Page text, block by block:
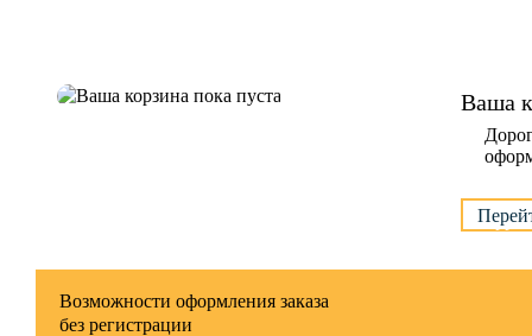
Ваша
Возможности оформления заказа
без регистрации